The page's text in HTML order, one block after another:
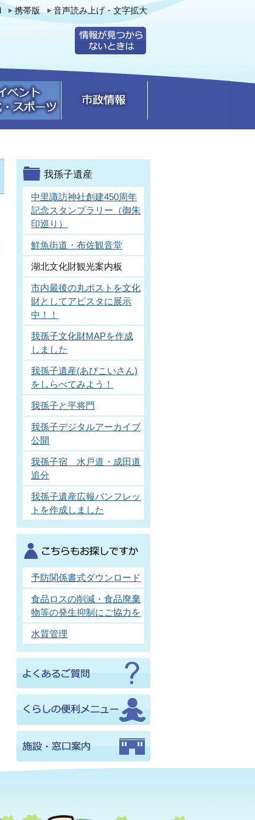
携帯版 音声読み上げ・文字拡大
我孫子遺産
中里諏訪神社創建450周年
記念スタンプラリー（御朱
印巡り）
鮮魚街道・布佐観音堂
湖北文化財観光案内板
市内最後の丸ポストを文化
財としてアビスタに展示
中！！
我孫子文化財MAPを作成
しました
我孫子遺産(あびこいさん)
をしらべてみよう！
我孫子と平将門
我孫子デジタルアーカイブ
公開
我孫子宿 水戸道・成田道
追分
我孫子遺産広報パンフレッ
トを作成しました
予防関係書式ダウンロード
食品ロスの削減・食品廃棄
物等の発生抑制にご協力を
水質管理